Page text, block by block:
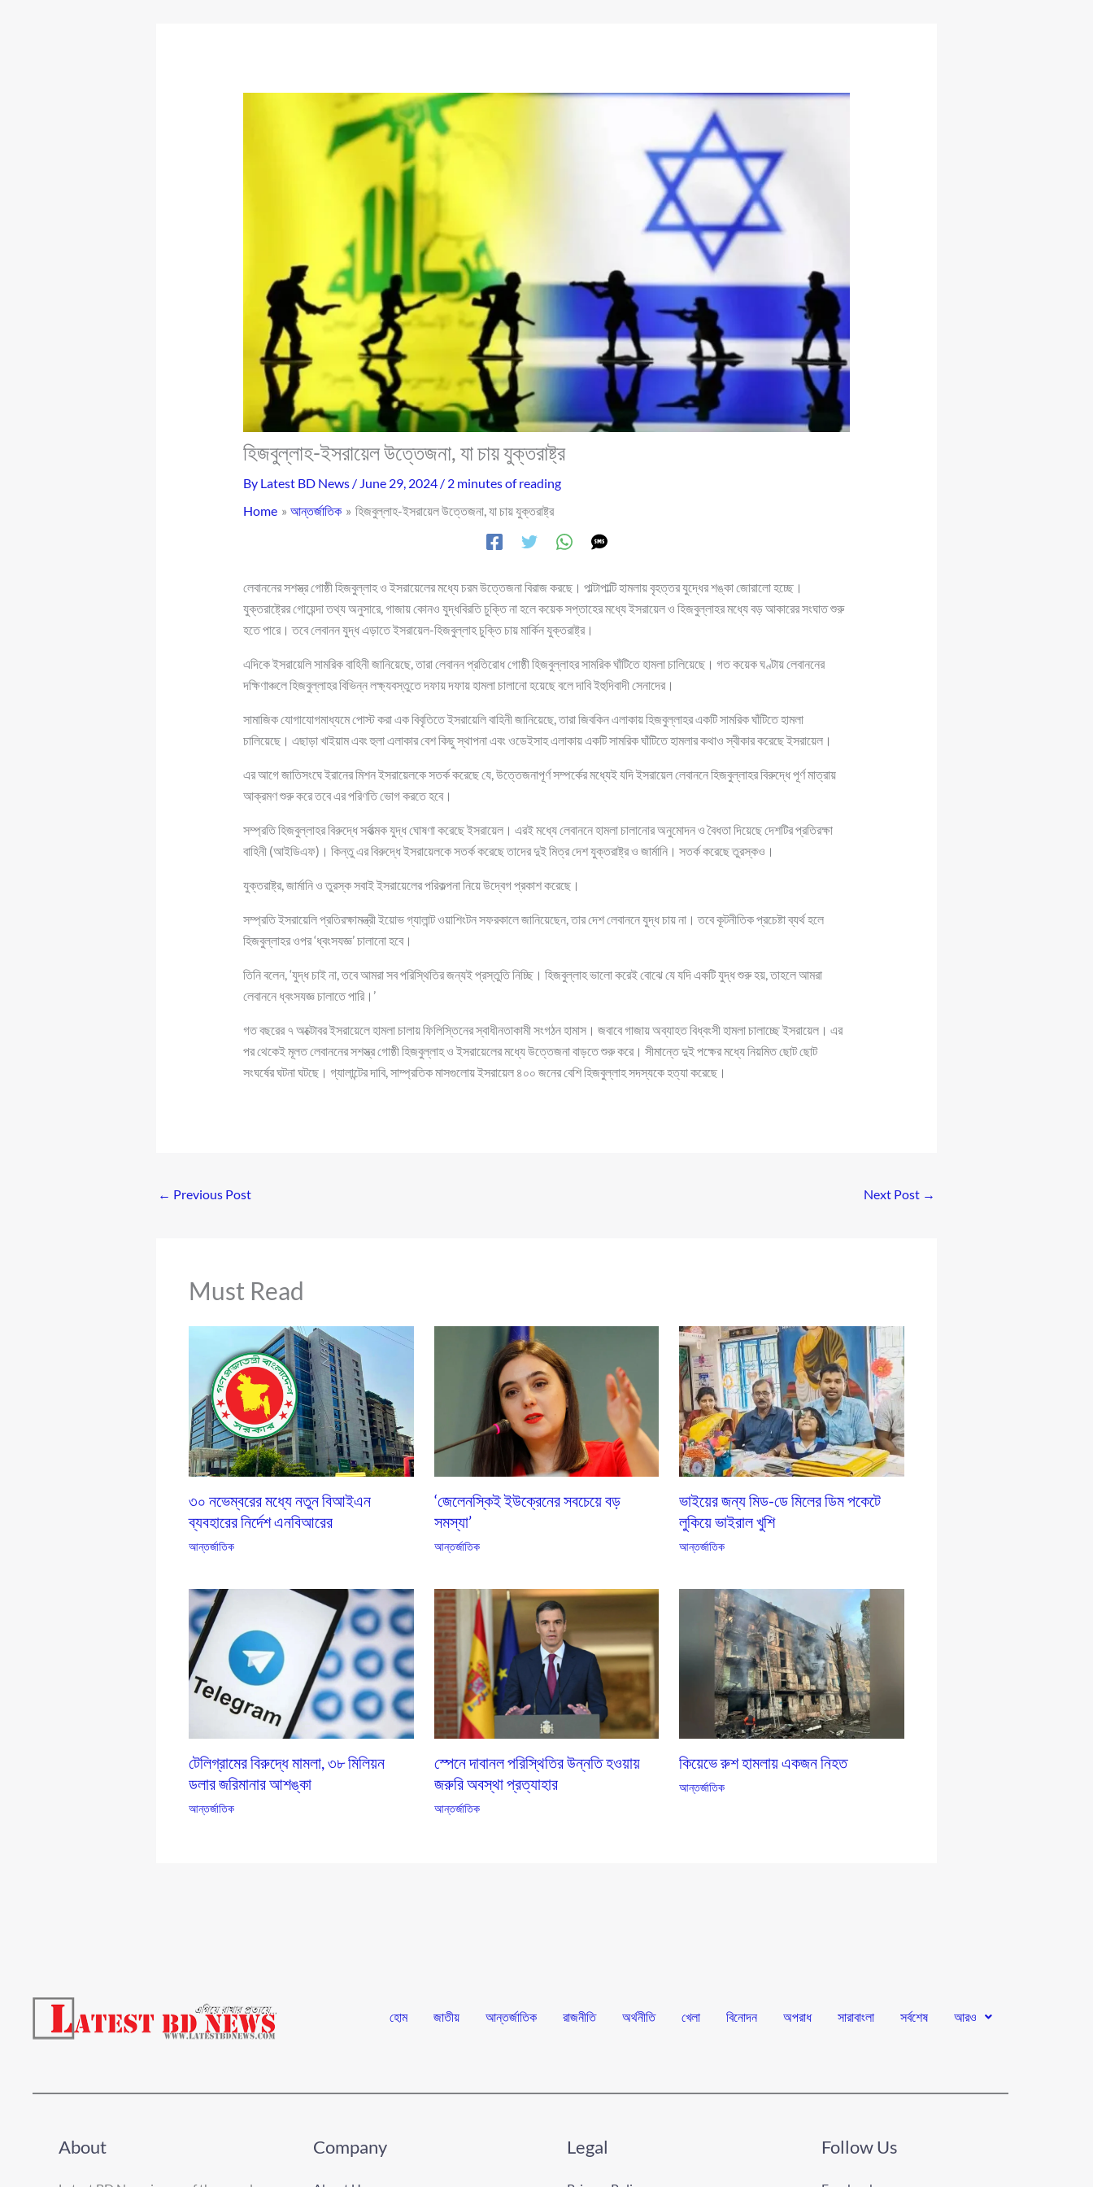
হিজবুল্লাহ-ইসরায়েল উত্তেজনা, যা চায় যুক্তরাষ্ট্র
By Latest BD News / June 29, 2024 / 2 minutes of reading
Home
আন্তর্জাতিক হিজবুল্লাহ-ইসরায়েল উত্তেজনা, যা চায় যুক্তরাষ্ট্র
লেবাননের সশস্ত্র গোষ্ঠী হিজবুল্লাহ ও ইসরায়েলের মধ্যে চরম উত্তেজনা বিরাজ করছে। পাল্টাপাল্টি হামলায় বৃহত্তর যুদ্ধের শঙ্কা জোরালো হচ্ছে।
যুক্তরাষ্ট্রের গোয়েন্দা তথ্য অনুসারে, গাজায় কোনও যুদ্ধবিরতি চুক্তি না হলে কয়েক সপ্তাহের মধ্যে ইসরায়েল ও হিজবুল্লাহর মধ্যে বড় আকারের সংঘাত শুরু
হতে পারে। তবে লেবানন যুদ্ধ এড়াতে ইসরায়েল-হিজবুল্লাহ চুক্তি চায় মার্কিন যুক্তরাষ্ট্র।
এদিকে ইসরায়েলি সামরিক বাহিনী জানিয়েছে, তারা লেবানন প্রতিরোধ গোষ্ঠী হিজবুল্লাহর সামরিক ঘাঁটিতে হামলা চালিয়েছে। গত কয়েক ঘণ্টায় লেবাননের
দক্ষিণাঞ্চলে হিজবুল্লাহর বিভিন্ন লক্ষ্যবস্তুতে দফায় দফায় হামলা চালানো হয়েছে বলে দাবি ইহুদিবাদী সেনাদের।
সামাজিক যোগাযোগমাধ্যমে পোস্ট করা এক বিবৃতিতে ইসরায়েলি বাহিনী জানিয়েছে, তারা জিবকিন এলাকায় হিজবুল্লাহর একটি সামরিক ঘাঁটিতে হামলা
চালিয়েছে। এছাড়া খাইয়াম এবং হুলা এলাকার বেশ কিছু স্থাপনা এবং ওডেইসাহ এলাকায় একটি সামরিক ঘাঁটিতে হামলার কথাও স্বীকার করেছে ইসরায়েল।
এর আগে জাতিসংঘে ইরানের মিশন ইসরায়েলকে সতর্ক করেছে যে, উত্তেজনাপূর্ণ সম্পর্কের মধ্যেই যদি ইসরায়েল লেবাননে হিজবুল্লাহর বিরুদ্ধে পূর্ণ মাত্রায়
আক্রমণ শুরু করে তবে এর পরিণতি ভোগ করতে হবে।
সম্প্রতি হিজবুল্লাহর বিরুদ্ধে সর্বাত্মক যুদ্ধ ঘোষণা করেছে ইসরায়েল। এরই মধ্যে লেবাননে হামলা চালানোর অনুমোদন ও বৈধতা দিয়েছে দেশটির প্রতিরক্ষা
বাহিনী (আইডিএফ)। কিন্তু এর বিরুদ্ধে ইসরায়েলকে সতর্ক করেছে তাদের দুই মিত্র দেশ যুক্তরাষ্ট্র ও জার্মানি। সতর্ক করেছে তুরস্কও।
যুক্তরাষ্ট্র, জার্মানি ও তুরস্ক সবাই ইসরায়েলের পরিকল্পনা নিয়ে উদ্বেগ প্রকাশ করেছে।
সম্প্রতি ইসরায়েলি প্রতিরক্ষামন্ত্রী ইয়োভ গ্যালান্ট ওয়াশিংটন সফরকালে জানিয়েছেন, তার দেশ লেবাননে যুদ্ধ চায় না। তবে কূটনীতিক প্রচেষ্টা ব্যর্থ হলে
হিজবুল্লাহর ওপর ‘ধ্বংসযজ্ঞ’ চালানো হবে।
তিনি বলেন, ‘যুদ্ধ চাই না, তবে আমরা সব পরিস্থিতির জন্যই প্রস্তুতি নিচ্ছি। হিজবুল্লাহ ভালো করেই বোঝে যে যদি একটি যুদ্ধ শুরু হয়, তাহলে আমরা
লেবাননে ধ্বংসযজ্ঞ চালাতে পারি।’
গত বছরের ৭ অক্টোবর ইসরায়েলে হামলা চালায় ফিলিস্তিনের স্বাধীনতাকামী সংগঠন হামাস। জবাবে গাজায় অব্যাহত বিধ্বংসী হামলা চালাচ্ছে ইসরায়েল। এর
পর থেকেই মূলত লেবাননের সশস্ত্র গোষ্ঠী হিজবুল্লাহ ও ইসরায়েলের মধ্যে উত্তেজনা বাড়তে শুরু করে। সীমান্তে দুই পক্ষের মধ্যে নিয়মিত ছোট ছোট
সংঘর্ষের ঘটনা ঘটছে। গ্যালান্টের দাবি, সাম্প্রতিক মাসগুলোয় ইসরায়েল ৪০০ জনের বেশি হিজবুল্লাহ সদস্যকে হত্যা করেছে।
← Previous Post Next Post →
Must Read
৩০ নভেম্বরের মধ্যে নতুন বিআইএন
ব্যবহারের নির্দেশ এনবিআরের
আন্তর্জাতিক
‘জেলেনস্কিই ইউক্রেনের সবচেয়ে বড়
সমস্যা’
আন্তর্জাতিক
ভাইয়ের জন্য মিড-ডে মিলের ডিম পকেটে
লুকিয়ে ভাইরাল খুশি
আন্তর্জাতিক
টেলিগ্রামের বিরুদ্ধে মামলা, ৩৮ মিলিয়ন
ডলার জরিমানার আশঙ্কা
আন্তর্জাতিক
স্পেনে দাবানল পরিস্থিতির উন্নতি হওয়ায়
জরুরি অবস্থা প্রত্যাহার
আন্তর্জাতিক
কিয়েভে রুশ হামলায় একজন নিহত
আন্তর্জাতিক
হোম জাতীয় আন্তর্জাতিক রাজনীতি অর্থনীতি খেলা বিনোদন অপরাধ সারাবাংলা সর্বশেষ আরও
About Company Legal Follow Us